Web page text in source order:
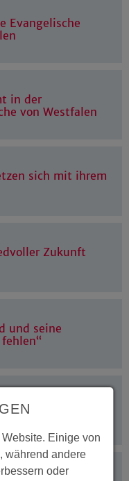
Evangelische
in der
von Westfalen
sich mit ihrem
Zukunft
und seine
Einige von
während andere
oder